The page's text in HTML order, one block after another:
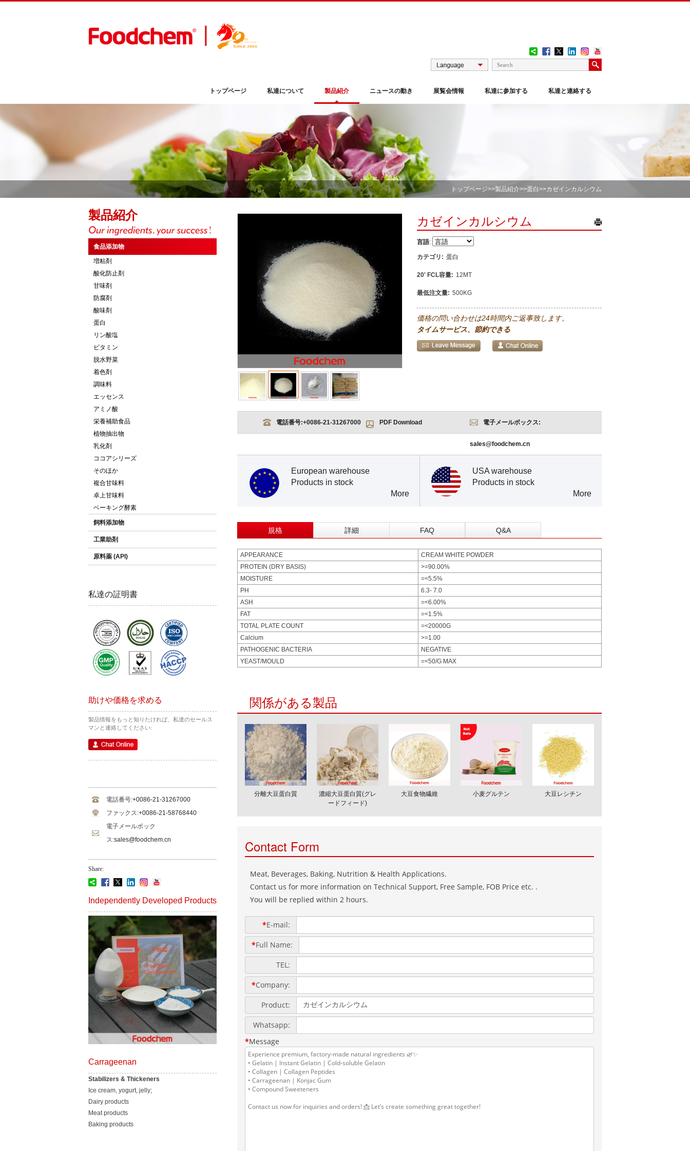
トップページ 私達について 製品紹介 ニュースの動き 展覧会情報 私達に参加する 私達と連絡する
トップページ>>製品紹介>>蛋白>>カゼインカルシウム
製品紹介
食品添加物
増粘剤
酸化防止剤
甘味剤
防腐剤
酸味剤
蛋白
リン酸塩
ビタミン
脱水野菜
着色剤
調味料
エッセンス
アミノ酸
栄養補助食品
植物抽出物
乳化剤
ココアシリーズ
そのほか
複合甘味料
卓上甘味料
ベーキング酵素
飼料添加物
工業助剤
原料薬 (API)
私達の証明書
助けや価格を求める
製品情報をもっと知りたければ、私達のセールス
マンと連絡してください:
電話番号:+0086-21-31267000
ファックス:+0086-21-58768440
電子メールボック
ス:sales@foodchem.cn
Share:
Independently Developed Products
Carrageenan
Stabilizers & Thickeners
Ice cream, yogurt, jelly;
Dairy products
Meat products
Baking products
カゼインカルシウム
言語:
カテゴリ: 蛋白
20' FCL容量: 12MT
最低注文量: 500KG
価格の問い合わせは24時間内ご返事致します。
タイムサービス、節約できる
電話番号:+0086-21-31267000 PDF Download 電子メールボックス:
sales@foodchem.cn
European warehouse
Products in stock
More
USA warehouse
Products in stock
More
規格 詳細 FAQ Q&A
APPEARANCE
CREAM WHITE POWDER
PROTEIN (DRY BASIS)
>=90.00%
MOISTURE
=<5.5%
PH
6.3- 7.0
ASH
=<6.00%
FAT
=<1.5%
TOTAL PLATE COUNT
=<20000G
Calcium
>=1.00
PATHOGENIC BACTERIA
NEGATIVE
YEAST/MOULD
=<50/G MAX
関係がある製品
分離大豆蛋白質
濃縮大豆蛋白質(グレ
ードフィード)
大豆食物繊維 小麦グルテン 大豆レシチン